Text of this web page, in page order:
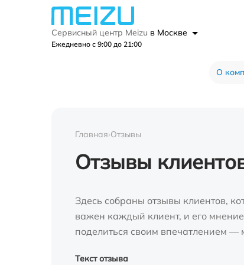
Сервисный центр Meizu в Москве
Ежедневно с 9:00 до 21:00
О
Главная›Отзывы
Отзывы
Здесь собраны отзывы клиентов,
важен каждый клиент, и его
поделиться своим впечатлением
Текст отзыва